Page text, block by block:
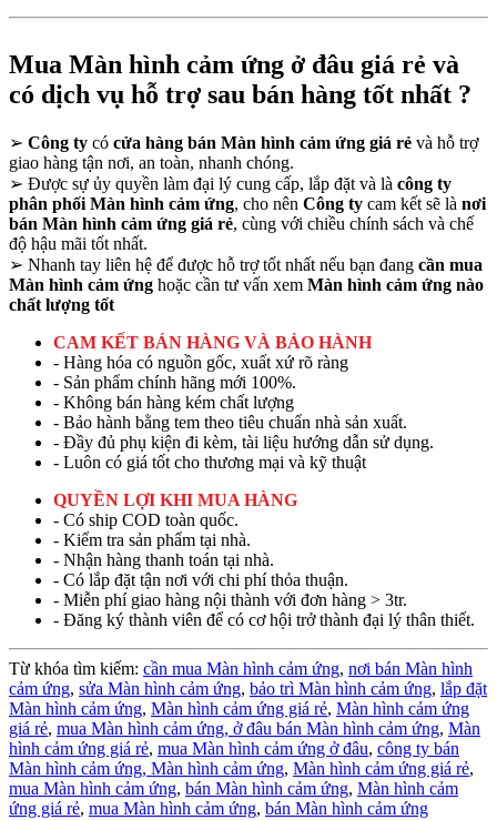
Mua Màn hình cảm ứng ở đâu giá rẻ và
có dịch vụ hỗ trợ sau bán hàng tốt nhất ?
➢ Công ty có cửa hàng bán Màn hình cảm ứng giá rẻ và hỗ trợ
giao hàng tận nơi, an toàn, nhanh chóng.
➢ Được sự ủy quyền làm đại lý cung cấp, lắp đặt và là công ty
phân phối Màn hình cảm ứng, cho nên Công ty cam kết sẽ là nơi
bán Màn hình cảm ứng giá rẻ, cùng với chiều chính sách và chế
độ hậu mãi tốt nhất.
➢ Nhanh tay liên hệ để được hỗ trợ tốt nhất nếu bạn đang cần mua
Màn hình cảm ứng hoặc cần tư vấn xem Màn hình cảm ứng nào
chất lượng tốt
CAM KẾT BÁN HÀNG VÀ BẢO HÀNH
- Hàng hóa có nguồn gốc, xuất xứ rõ ràng
- Sản phẩm chính hãng mới 100%.
- Không bán hàng kém chất lượng
- Bảo hành bằng tem theo tiêu chuẩn nhà sản xuất.
- Đầy đủ phụ kiện đi kèm, tài liệu hướng dẫn sử dụng.
- Luôn có giá tốt cho thương mại và kỹ thuật
QUYỀN LỢI KHI MUA HÀNG
- Có ship COD toàn quốc.
- Kiểm tra sản phẩm tại nhà.
- Nhận hàng thanh toán tại nhà.
- Có lắp đặt tận nơi với chi phí thỏa thuận.
- Miễn phí giao hàng nội thành với đơn hàng > 3tr.
- Đăng ký thành viên để có cơ hội trở thành đại lý thân thiết.
Từ khóa tìm kiếm: cần mua Màn hình cảm ứng, nơi bán Màn hình
cảm ứng, sửa Màn hình cảm ứng, bảo trì Màn hình cảm ứng, lắp đặt
Màn hình cảm ứng, Màn hình cảm ứng giá rẻ, Màn hình cảm ứng
giá rẻ, mua Màn hình cảm ứng, ở đâu bán Màn hình cảm ứng, Màn
hình cảm ứng giá rẻ, mua Màn hình cảm ứng ở đâu, công ty bán
Màn hình cảm ứng, Màn hình cảm ứng, Màn hình cảm ứng giá rẻ,
mua Màn hình cảm ứng, bán Màn hình cảm ứng, Màn hình cảm
ứng giá rẻ, mua Màn hình cảm ứng, bán Màn hình cảm ứng